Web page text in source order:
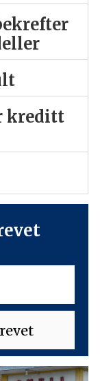
kreditt